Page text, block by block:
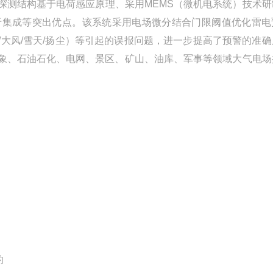
结构基于电荷感应原理、采用MEMS（微机电系统）技术
成等突出优点。该系统采用电场微分结合门限阈值优化雷
风/雪天/扬尘）等引起的误报问题，进一步提高了预警的准
石油石化、电网、景区、矿山、油库、军事等领域大气电